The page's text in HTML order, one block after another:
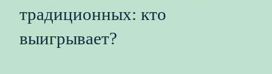
традиционных: кто
выигрывает?